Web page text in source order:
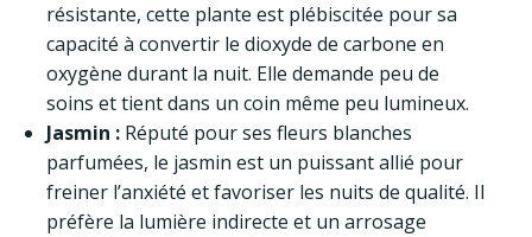
résistante, cette plante est plébiscitée pour sa
capacité à convertir le dioxyde de carbone en
oxygène durant la nuit. Elle demande peu de
soins et tient dans un coin même peu lumineux.
Jasmin : Réputé pour ses fleurs blanches
parfumées, le jasmin est un puissant allié pour
freiner l’anxiété et favoriser les nuits de qualité. Il
préfère la lumière indirecte et un arrosage